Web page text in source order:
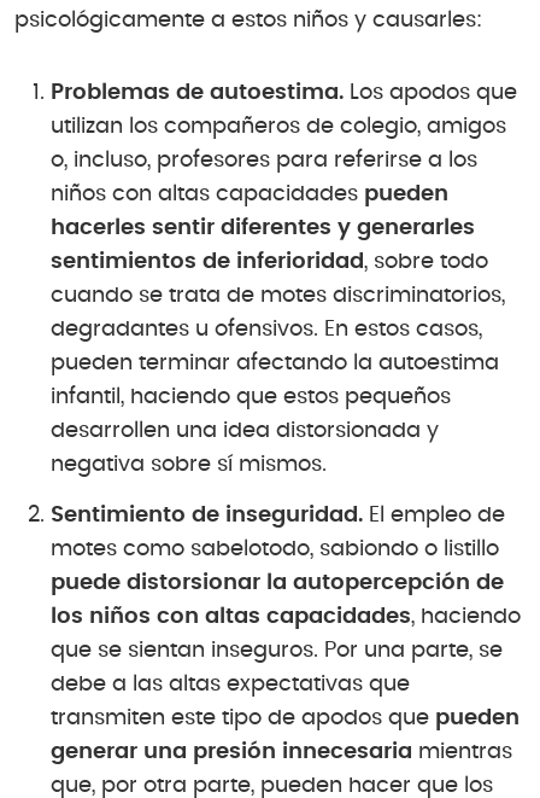
psicológicamente a estos niños y causarles:
Problemas de autoestima. Los apodos que
utilizan los compañeros de colegio, amigos
o, incluso, profesores para referirse a los
niños con altas capacidades pueden
hacerles sentir diferentes y generarles
sentimientos de inferioridad, sobre todo
cuando se trata de motes discriminatorios,
degradantes u ofensivos. En estos casos,
pueden terminar afectando la autoestima
infantil, haciendo que estos pequeños
desarrollen una idea distorsionada y
negativa sobre sí mismos.
Sentimiento de inseguridad. El empleo de
motes como sabelotodo, sabiondo o listillo
puede distorsionar la autopercepción de
los niños con altas capacidades, haciendo
que se sientan inseguros. Por una parte, se
debe a las altas expectativas que
transmiten este tipo de apodos que pueden
generar una presión innecesaria mientras
que, por otra parte, pueden hacer que los